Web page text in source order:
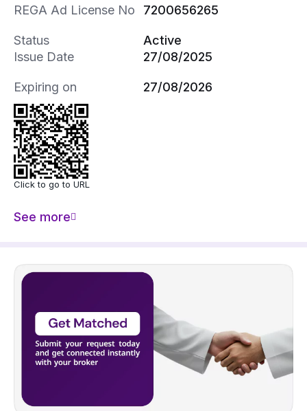
غرفتين نوم بحمام خارجي
غرفة نوم بحمام خارجي
REGA Ad License No 7200656265
Status
Active
Issue Date
27/08/2025
Expiring on 27/08/2026
Click to go to URL
See more